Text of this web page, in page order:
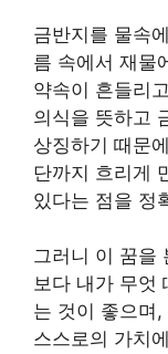
금반지를 물속
름 속에서 재물
약속이 흔들리
의식을 뜻하고
상징하기 때문
단까지 흐리게
있다는 점을 정
그러니 이 꿈을
보다 내가 무엇
는 것이 좋으며
스스로의 가치